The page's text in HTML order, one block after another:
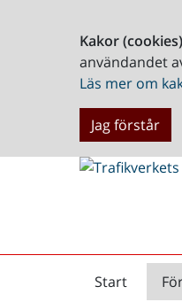
Kakor (cookies)
användandet
Läs mer om
Jag förstår
Start
Startsida